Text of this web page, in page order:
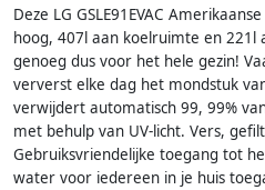
Deze LG GSLE91EVAC
hoog, 407l aan koelruimte en 221l
genoeg dus voor het hele gezin!
ververst elke dag het mondstuk
verwijdert automatisch 99, 99%
met behulp van UV-licht. Vers,
Gebruiksvriendelijke toegang tot
water voor iedereen in je huis